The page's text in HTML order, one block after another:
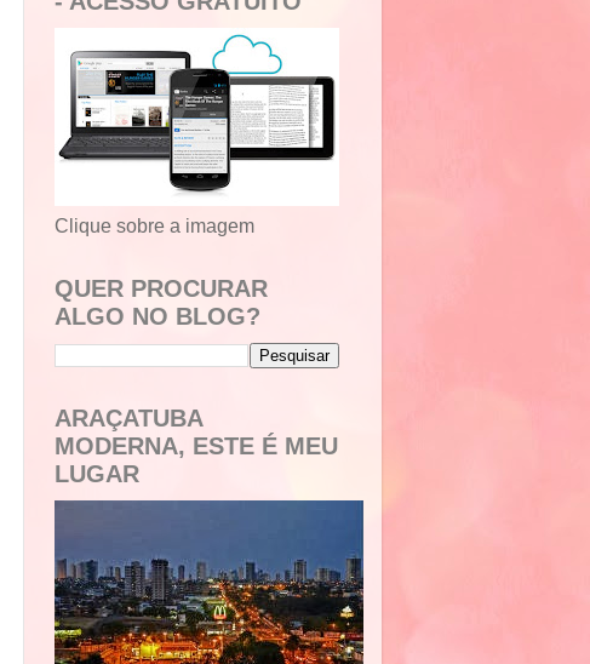
Clique sobre a imagem
QUER PROCURAR
ALGO NO BLOG?
ARAÇATUBA
MODERNA, ESTE É MEU
LUGAR